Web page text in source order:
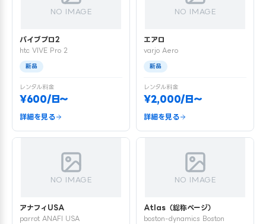
NO IMAGE
バイブプロ2
htc VIVE Pro 2
新品
レンタル料金
¥600/日〜
詳細を見る
NO IMAGE
エアロ
varjo Aero
新品
レンタル料金
¥2,000/日〜
詳細を見る
NO IMAGE
アナフィUSA
parrot ANAFI USA
NO IMAGE
Atlas（総称ページ）
boston-dynamics Boston